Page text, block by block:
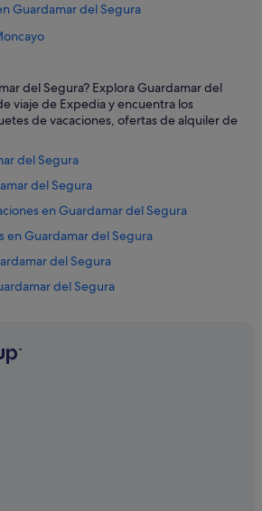
Guardamar del Segura
del Segura
del Segura
del Segura
del Segura
en Guardamar del Segura
en Guardamar del Segura
Guardamar del Segura
Segura
Guardamar del Segura
del Segura
El Moncayo
Rojales
Rojales
del Segura? Explora Guardamar del
viaje de Expedia y encuentra los
de vacaciones, ofertas de alquiler de
del Segura
del Segura
en Guardamar del Segura
en Guardamar del Segura
del Segura
del Segura